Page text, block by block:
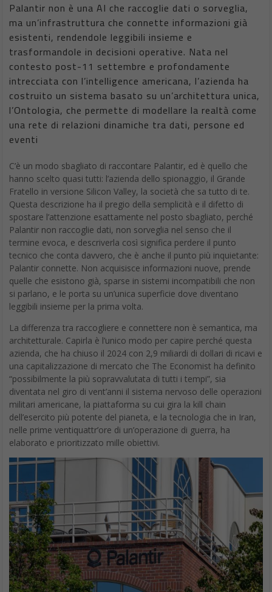
Palantir non è una AI che raccoglie dati o sorveglia,
ma un’infrastruttura che connette informazioni già
esistenti, rendendole leggibili insieme e
trasformandole in decisioni operative. Nata nel
contesto post-11 settembre e profondamente
intrecciata con l’intelligence americana, l’azienda ha
costruito un sistema basato su un’architettura unica,
l’Ontologia, che permette di modellare la realtà come
una rete di relazioni dinamiche tra dati, persone ed
eventi
C’è un modo sbagliato di raccontare Palantir, ed è quello che
hanno scelto quasi tutti: l’azienda dello spionaggio, il Grande
Fratello in versione Silicon Valley, la società che sa tutto di te.
Questa descrizione ha il pregio della semplicità e il difetto di
spostare l’attenzione esattamente nel posto sbagliato, perché
Palantir non raccoglie dati, non sorveglia nel senso che il
termine evoca, e descriverla così significa perdere il punto
tecnico che conta davvero, che è anche il punto più inquietante:
Palantir connette. Non acquisisce informazioni nuove, prende
quelle che esistono già, sparse in sistemi incompatibili che non
si parlano, e le porta su un’unica superficie dove diventano
leggibili insieme per la prima volta.
La differenza tra raccogliere e connettere non è semantica, ma
architetturale. Capirla è l’unico modo per capire perché questa
azienda, che ha chiuso il 2024 con 2,9 miliardi di dollari di ricavi e
una capitalizzazione di mercato che The Economist ha definito
“possibilmente la più sopravvalutata di tutti i tempi”, sia
diventata nel giro di vent’anni il sistema nervoso delle operazioni
militari americane, la piattaforma su cui gira la kill chain
dell’esercito più potente del pianeta, e la tecnologia che in Iran,
nelle prime ventiquattr’ore di un’operazione di guerra, ha
elaborato e prioritizzato mille obiettivi.